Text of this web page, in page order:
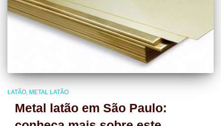
LATÃO METAL LATÃO
Metal latão em São Paulo: